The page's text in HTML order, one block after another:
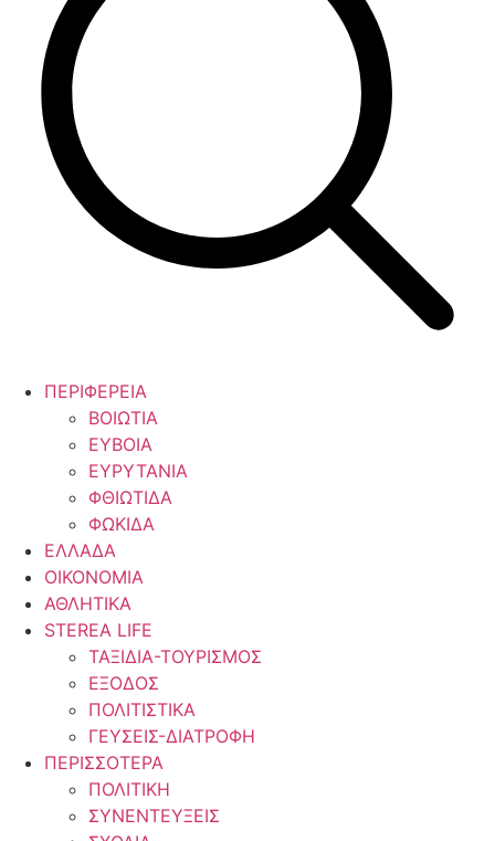
ΠΕΡΙΦΕΡΕΙΑ
ΒΟΙΩΤΙΑ
ΕΥΒΟΙΑ
ΕΥΡΥΤΑΝΙΑ
ΦΘΙΩΤΙΔΑ
ΦΩΚΙΔΑ
ΕΛΛΑΔΑ
ΟΙΚΟΝΟΜΙΑ
ΑΘΛΗΤΙΚΑ
STEREA LIFE
ΤΑΞΙΔΙΑ-ΤΟΥΡΙΣΜΟΣ
ΕΞΟΔΟΣ
ΠΟΛΙΤΙΣΤΙΚΑ
ΓΕΥΣΕΙΣ-ΔΙΑΤΡΟΦΗ
ΠΕΡΙΣΣΟΤΕΡΑ
ΠΟΛΙΤΙΚΗ
ΣΥΝΕΝΤΕΥΞΕΙΣ